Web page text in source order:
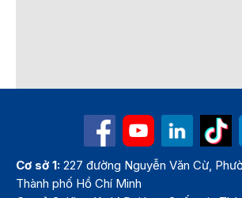
Cơ sở 1: 227 đường Nguyễn Văn Cừ,
Thành phố Hồ Chí Minh